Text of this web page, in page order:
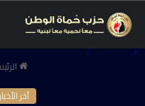
آخر الأخبار